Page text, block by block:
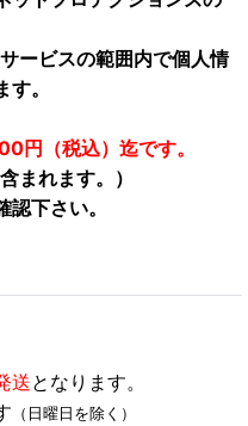
ービスの範囲内で個人情
。
円（税込）迄です。
まれます。）
下さい。
送となります。
（日曜日を除く）